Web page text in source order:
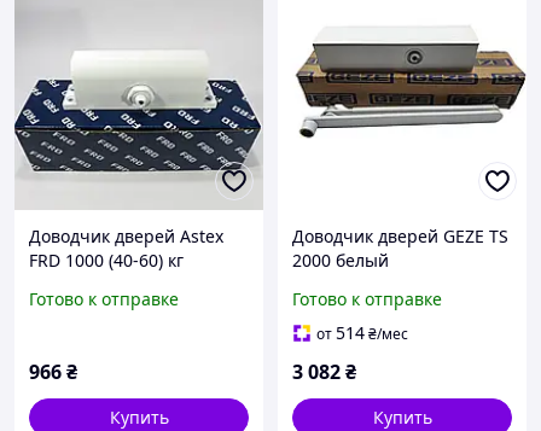
Доводчик дверей Astex
FRD 1000 (40-60) кг
Готово к отправке
966₴
Купить
Доводчик дверей GEZE TS
2000 белый
Готово к отправке
от514₴/мес
3 082₴
Купить